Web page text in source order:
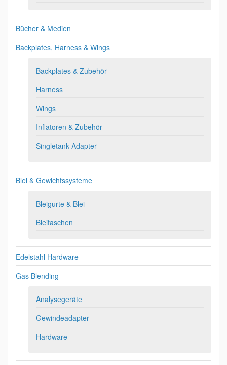
Bücher & Medien
Backplates, Harness & Wings
Backplates & Zubehör
Harness
Wings
Inflatoren & Zubehör
Singletank Adapter
Blei & Gewichtssysteme
Bleigurte & Blei
Bleitaschen
Edelstahl Hardware
Gas Blending
Analysegeräte
Gewindeadapter
Hardware